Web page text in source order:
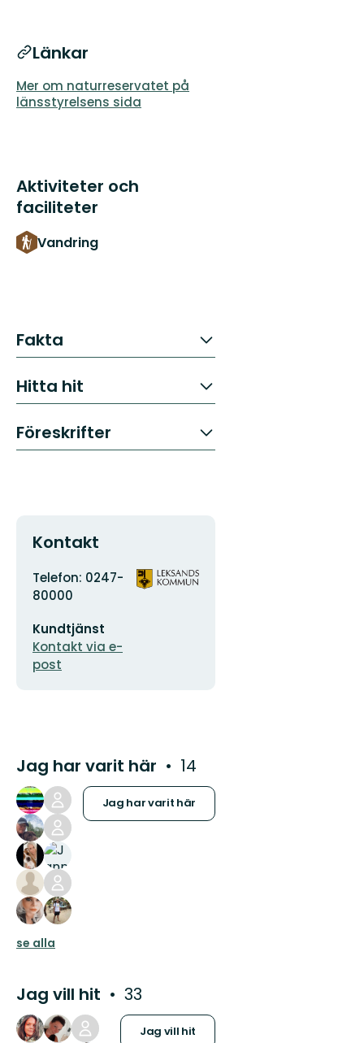
Länkar
Mer om naturreservatet på
länsstyrelsens sida
Aktiviteter och
faciliteter
Vandring
Fakta
Hitta hit
Föreskrifter
Kontakt
Adress
Telefon: 0247-
80000
postadress
Kundtjänst
Kontakt via e-
post
Organisationens
logotyp
Jag har varit här 14
Jag har varit här
se alla
Jag vill hit 33
Jag vill hit